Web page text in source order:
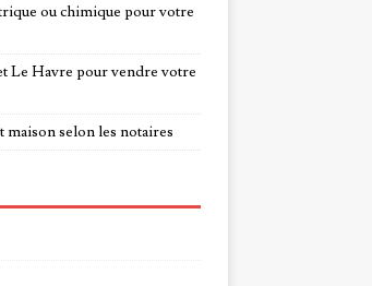
ou chimique pour votre
Le Havre pour vendre votre
selon les notaires